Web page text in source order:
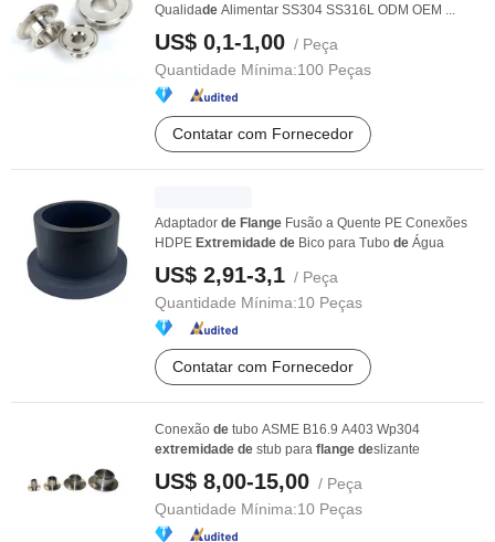
Qualidade Alimentar SS304 SS316L ODM OEM ...
US$ 0,1-1,00 / Peça
Quantidade Mínima:100 Peças
Contatar com Fornecedor
Adaptador de Flange Fusão a Quente PE Conexões
HDPE Extremidade de Bico para Tubo de Água
US$ 2,91-3,1 / Peça
Quantidade Mínima:10 Peças
Contatar com Fornecedor
Conexão de tubo ASME B16.9 A403 Wp304
extremidade de stub para flange deslizante
US$ 8,00-15,00 / Peça
Quantidade Mínima:10 Peças